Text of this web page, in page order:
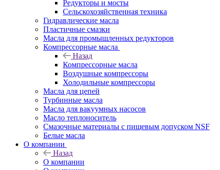
Редукторы и мосты
Сельскохозяйственная техника
Гидравлические масла
Пластичные смазки
Масла для промышленных редукторов
Компрессорные масла
Назад
Компрессорные масла
Воздушные компрессоры
Холодильные компрессоры
Масла для цепей
Турбинные масла
Масла для вакуумных насосов
Масло теплоноситель
Смазочные материалы с пищевым допуском NSF
Белые масла
О компании
Назад
О компании